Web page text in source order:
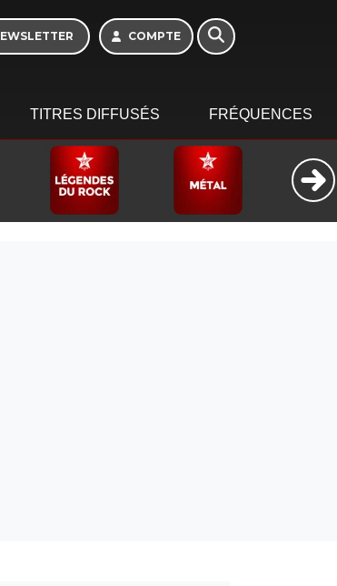
COMPTE
TITRES DIFFUSÉS FRÉQUENCES
Week-end de 06h à
12h